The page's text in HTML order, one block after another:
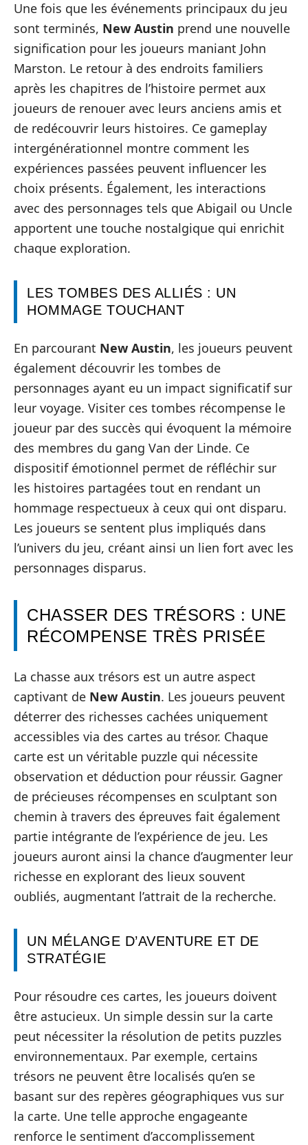
Une fois que les événements principaux du jeu
sont terminés, New Austin prend une nouvelle
signification pour les joueurs maniant John
Marston. Le retour à des endroits familiers
après les chapitres de l’histoire permet aux
joueurs de renouer avec leurs anciens amis et
de redécouvrir leurs histoires. Ce gameplay
intergénérationnel montre comment les
expériences passées peuvent influencer les
choix présents. Également, les interactions
avec des personnages tels que Abigail ou Uncle
apportent une touche nostalgique qui enrichit
chaque exploration.
LES TOMBES DES ALLIÉS : UN
HOMMAGE TOUCHANT
En parcourant New Austin, les joueurs peuvent
également découvrir les tombes de
personnages ayant eu un impact significatif sur
leur voyage. Visiter ces tombes récompense le
joueur par des succès qui évoquent la mémoire
des membres du gang Van der Linde. Ce
dispositif émotionnel permet de réfléchir sur
les histoires partagées tout en rendant un
hommage respectueux à ceux qui ont disparu.
Les joueurs se sentent plus impliqués dans
l’univers du jeu, créant ainsi un lien fort avec les
personnages disparus.
CHASSER DES TRÉSORS : UNE
RÉCOMPENSE TRÈS PRISÉE
La chasse aux trésors est un autre aspect
captivant de New Austin. Les joueurs peuvent
déterrer des richesses cachées uniquement
accessibles via des cartes au trésor. Chaque
carte est un véritable puzzle qui nécessite
observation et déduction pour réussir. Gagner
de précieuses récompenses en sculptant son
chemin à travers des épreuves fait également
partie intégrante de l’expérience de jeu. Les
joueurs auront ainsi la chance d’augmenter leur
richesse en explorant des lieux souvent
oubliés, augmentant l’attrait de la recherche.
UN MÉLANGE D’AVENTURE ET DE
STRATÉGIE
Pour résoudre ces cartes, les joueurs doivent
être astucieux. Un simple dessin sur la carte
peut nécessiter la résolution de petits puzzles
environnementaux. Par exemple, certains
trésors ne peuvent être localisés qu’en se
basant sur des repères géographiques vus sur
la carte. Une telle approche engageante
renforce le sentiment d’accomplissement